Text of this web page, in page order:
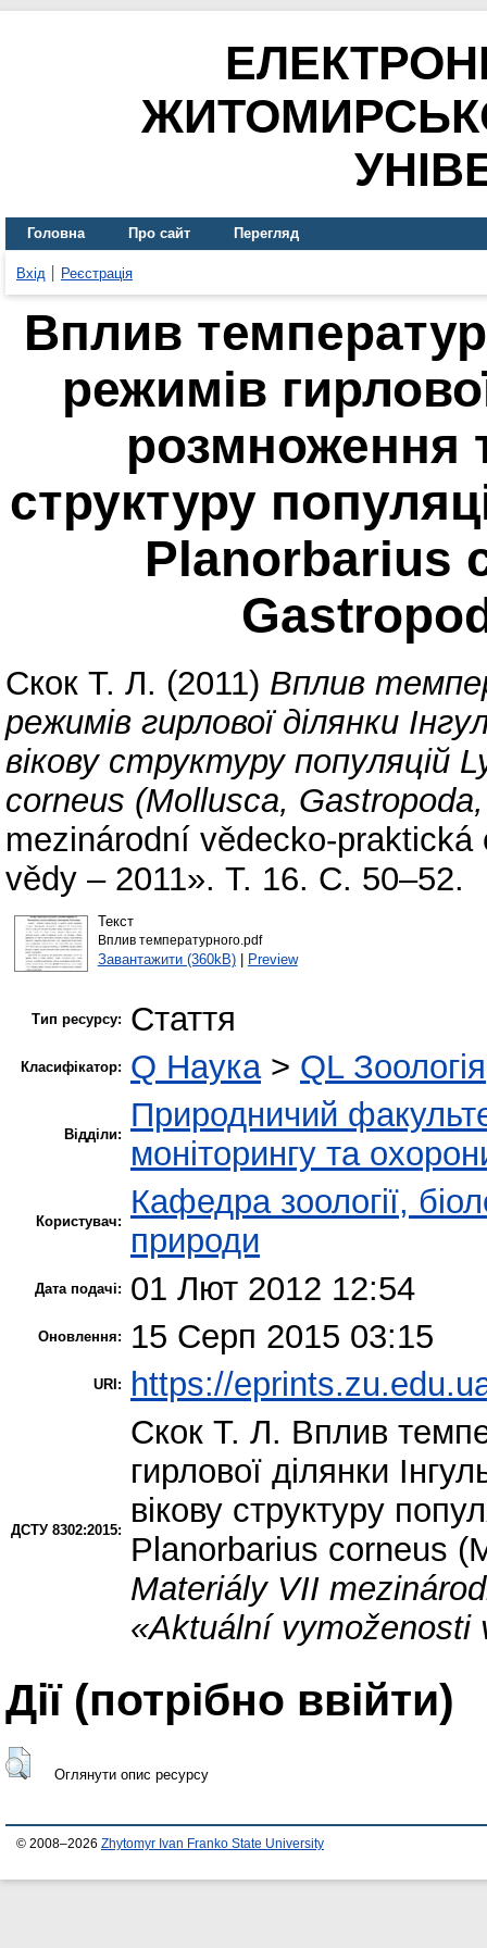
Головна Про сайт Перегляд
Вхід Реєстрація
Вплив
режимів
розмноження
структуру
Planorbarius
Скок Т. Л. (2011) Вплив
режимів гирлової ділянки
вікову структуру популяцій
corneus (Mollusca,
mezinárodní vědecko-
vědy – 2011». Т. 16. С. 50–52.
Текст
Вплив температурного.pdf
Завантажити (360kB)| Preview
Тип ресурсу: Стаття
Класифікатор: Q Наука> QL Зоологія
Відділи:
Природничий
моніторингу та
Користувач:
Кафедра зоології,
природи
Дата подачі: 01 Лют 2012 12:54
Оновлення: 15 Серп 2015 03:15
URI: https://
ДСТУ 8302:2015:
Скок Т. Л. Вплив
гирлової ділянки
вікову структуру
Planorbarius corneus
Materiály VII
«Aktuální vymoženosti
Дії ​​(потрібно ввійти)
Оглянути опис ресурсу
© 2008–2026 Zhytomyr Ivan Franko State University